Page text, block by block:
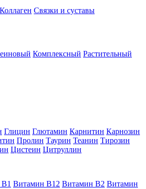
Коллаген Связки и суставы
Комплексный Растительный
Глицин Глютамин Карнитин Карнозин
Пролин Таурин Теанин Тирозин
Цистеин Цитруллин
Витамин B12 Витамин B2 Витамин